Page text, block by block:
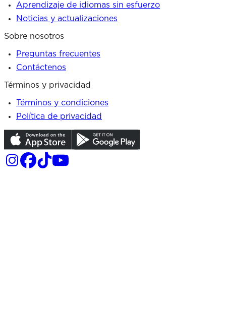
Aprendizaje de idiomas sin esfuerzo
Noticias y actualizaciones
Sobre nosotros
Preguntas frecuentes
Contáctenos
Términos y privacidad
Términos y condiciones
Política de privacidad